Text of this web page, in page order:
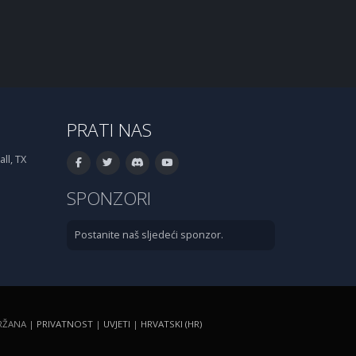
TX
PRATI NAS
SPONZORI
Postanite naš sljedeći sponzor.
| PRIVATNOST | UVJETI | HRVATSKI (HR)